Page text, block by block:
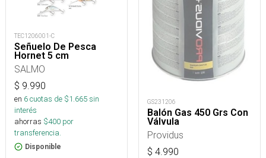
TEC1206001-C
Señuelo De Pesca
Hornet 5 cm
SALMO
$ 9.990
en 6cuotas de $1.665sin
interés
ahorras $400 por
transferencia.
Disponible
GS231206
Balón Gas 450 Grs Con
Válvula
Providus
$ 4.990